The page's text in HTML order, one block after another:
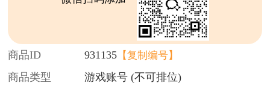
商品ID 931135【复制编号】
商品类型
游戏账号 (不可排位)